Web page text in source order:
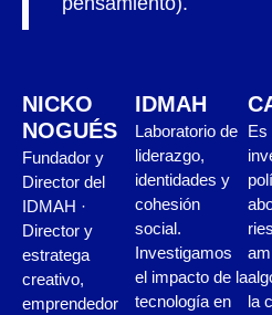
NICKO
NOGUÉS
Fundador y
Director del
IDMAH ·
Director y
estratega
creativo,
emprendedor
IDMAH
Laboratorio de
liderazgo,
identidades y
cohesión
social.
Investigamos
el impacto de la
tecnología en
Es
la